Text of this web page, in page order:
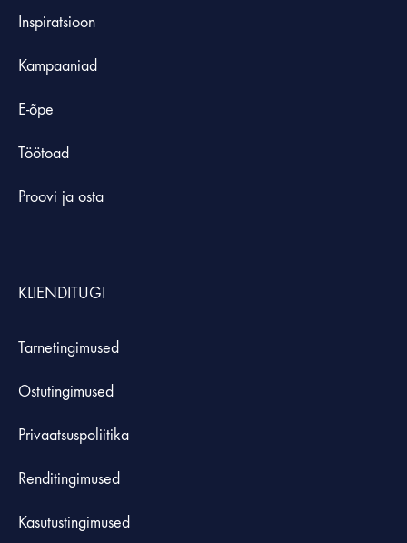
Inspiratsioon
Kampaaniad
E-õpe
Töötoad
Proovi ja osta
KLIENDITUGI
Tarnetingimused
Ostutingimused
Privaatsuspoliitika
Renditingimused
Kasutustingimused